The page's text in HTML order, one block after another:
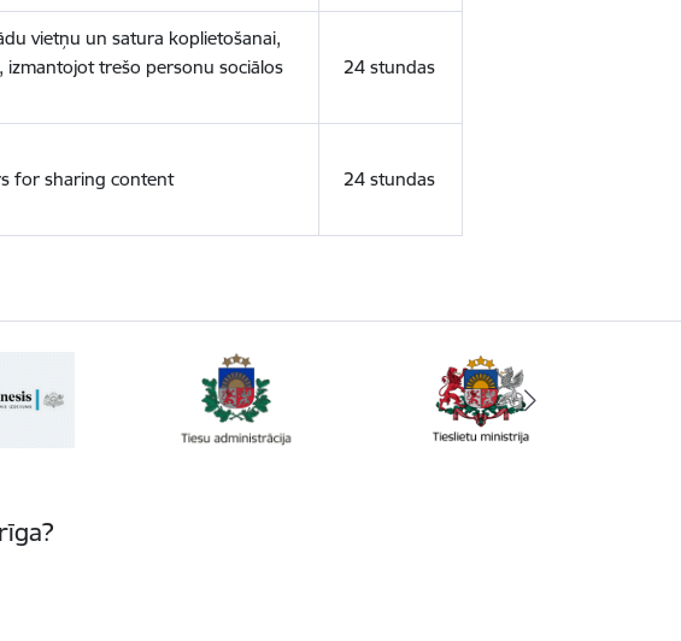
vietņu un satura koplietošanai,
izmantojot trešo personu sociālos
24 stundas
for sharing content 24 stundas